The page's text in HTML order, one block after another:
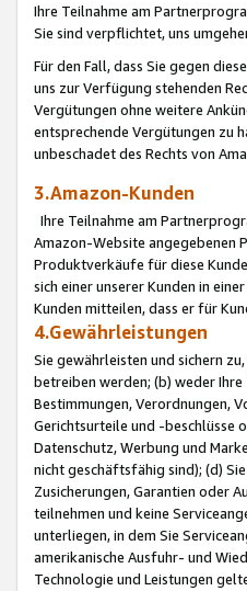
Ihre Teilnahme am
Sie sind verpflichtet, uns
Für den Fall, dass Sie gegen
uns zur Verfügung stehenden
Vergütungen ohne weitere
entsprechende Vergütungen zu
unbeschadet des Rechts von
3.Amazon-Kunden
Ihre Teilnahme am
Amazon-Website angegebenen
Produktverkäufe für diese
sich einer unserer Kunden in
Kunden mitteilen, dass er für
4.Gewährleistungen
Sie gewährleisten und sichern
betreiben werden; (b) weder
Bestimmungen, Verordnungen,
Gerichtsurteile und -beschlüsse
Datenschutz, Werbung und
nicht geschäftsfähig sind); (d)
Zusicherungen, Garantien oder
teilnehmen und keine
unterliegen, in dem Sie
amerikanische Ausfuhr- und
Technologie und Leistungen